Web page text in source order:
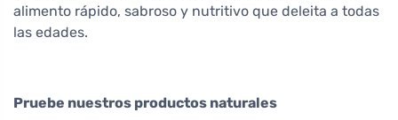
alimento rápido, sabroso y nutritivo que deleita a todas
las edades.
Pruebe nuestros productos naturales